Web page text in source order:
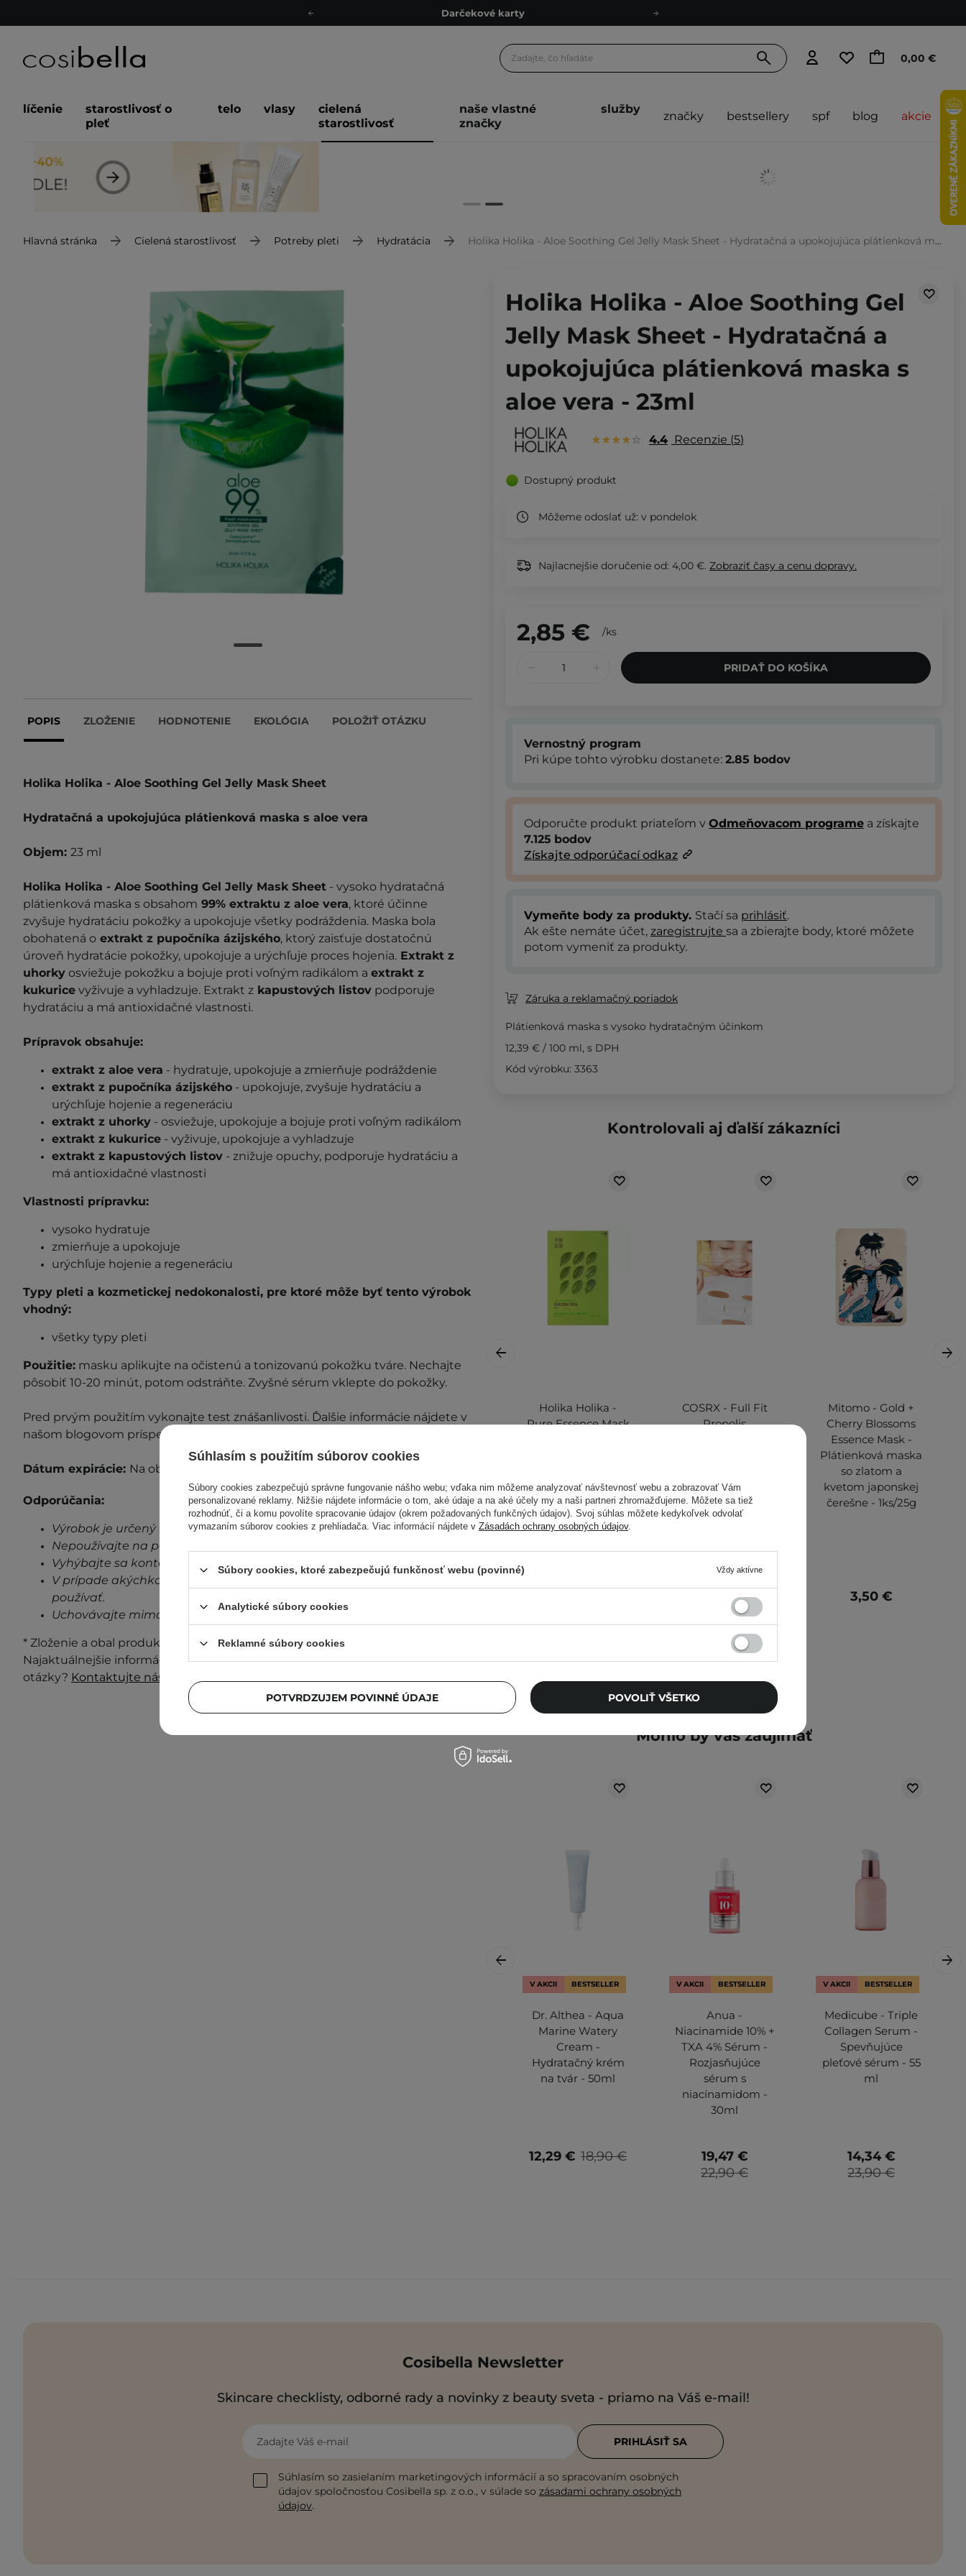
Darčekové karty
Odmeňovací program
Darčekové karty
0,00 €
líčenie
starostlivosť o
pleť
telo vlasy
cielená
starostlivosť
naše vlastné
značky
služby
značky bestsellery spf blog akcie
Hlavná stránka Cielená starostlivosť Potreby pleti Hydratácia Holika Holika - Aloe Soothing Gel Jelly Mask Sheet - Hydratačná a upokojujúca plátienková maska s aloe vera - 23ml
POPIS ZLOŽENIE HODNOTENIE EKOLÓGIA POLOŽIŤ OTÁZKU
Holika Holika - Aloe Soothing Gel Jelly Mask Sheet
Hydratačná a upokojujúca plátienková maska s aloe vera
Objem: 23 ml
Holika Holika - Aloe Soothing Gel Jelly Mask Sheet - vysoko hydratačná
plátienková maska ​​s obsahom 99% extraktu z aloe vera, ktoré účinne
zvyšuje hydratáciu pokožky a upokojuje všetky podráždenia. Maska bola
obohatená o extrakt z pupočníka ázijského, ktorý zaisťuje dostatočnú
úroveň hydratácie pokožky, upokojuje a urýchľuje proces hojenia. Extrakt z
uhorky osviežuje pokožku a bojuje proti voľným radikálom a extrakt z
kukurice vyživuje a vyhladzuje. Extrakt z kapustových listov podporuje
hydratáciu a má antioxidačné vlastnosti.
Prípravok obsahuje:
extrakt z aloe vera - hydratuje, upokojuje a zmierňuje podráždenie
extrakt z pupočníka ázijského - upokojuje, zvyšuje hydratáciu a
urýchľuje hojenie a regeneráciu
extrakt z uhorky - osviežuje, upokojuje a bojuje proti voľným radikálom
extrakt z kukurice - vyživuje, upokojuje a vyhladzuje
extrakt z kapustových listov - znižuje opuchy, podporuje hydratáciu a
má antioxidačné vlastnosti
Vlastnosti prípravku:
vysoko hydratuje
zmierňuje a upokojuje
urýchľuje hojenie a regeneráciu
Typy pleti a kozmetickej nedokonalosti, pre ktoré môže byť tento výrobok
vhodný:
všetky typy pleti
Použitie: masku aplikujte na očistenú a tonizovanú pokožku tváre. Nechajte
pôsobiť 10-20 minút, potom odstráňte. Zvyšné sérum vklepte do pokožky.
Pred prvým použitím vykonajte test znášanlivosti. Ďalšie informácie nájdete v
našom blogovom príspevku "
Dátum expirácie: Na obale.
Odporúčania:
Výrobok je určený len na vonkajšie použitie.
Nepoužívajte na poškodenú pokožku.
Vyhýbajte sa kontaktu s očami.
V prípade akýchkoľvek známok podráždenia, prestaňte prípravok
používať.
Uchovávajte mimo dosahu detí.
* Zloženie a obal produktu môžu byť aktualizované a mierne sa líšiť.
Najaktuálnejšie informácie vždy nájdete na obale produktu. Máte nejaké
otázky? Kontaktujte nás.
Holika Holika - Aloe Soothing Gel
Jelly Mask Sheet - Hydratačná a
upokojujúca plátienková maska s
aloe vera - 23ml
4.4 Recenzie 5
Dostupný produkt
Môžeme odoslať už: v pondelok
Najlacnejšie doručenie od: 4,00 €. Zobraziť časy a cenu dopravy.
2,85 € /ks
PRIDAŤ DO KOŠÍKA
Vernostný program
Pri kúpe tohto výrobku dostanete: 2.85 bodov
Odporučte produkt priateľom v Odmeňovacom programe a získajte
7.125 bodov
Získajte odporúčací odkaz
Vymeňte body za produkty. Stačí sa prihlásiť.
Ak ešte nemáte účet, zaregistrujte sa a zbierajte body, ktoré môžete
potom vymeniť za produkty.
Záruka a reklamačný poriadok
Plátienková maska s vysoko hydratačným účinkom
12,39 € / 100 ml, s DPH
Kód výrobku: 3363
Kontrolovali aj ďalší zákazníci
Holika Holika -
Pure Essence Mask
s extraktom zo
zeleného čaju -
23ml
COSRX - Full Fit
Propolis
plátenková maska
s medom a
propolisom - 21ml
4,90 €
Mitomo - Gold +
Cherry Blossoms
Essence Mask -
Plátienková maska
so zlatom a
kvetom japonskej
čerešne - 1ks/25g
3,50 €
Mohlo by vás zaujímať
V AKCII BESTSELLER
Dr. Althea - Aqua
Marine Watery
Cream -
Hydratačný krém
na tvár - 50ml
18,90 €
12,29 €
V AKCII BESTSELLER
Anua -
Niacinamide 10% +
TXA 4% Sérum -
Rozjasňujúce
sérum s
niacínamidom -
30ml
22,90 €
19,47 €
V AKCII BESTSELLER
Medicube - Triple
Collagen Serum -
Spevňujúce
pleťové sérum - 55
ml
23,90 €
14,34 €
Cosibella Newsletter
Skincare checklisty, odborné rady a novinky z beauty sveta - priamo na Váš e-mail!
Zadajte Váš e-mail
Súhlasím so zasielaním marketingových informácií a so spracovaním osobných
údajov spoločnosťou Cosibella sp. z o.o., v súlade so zásadami ochrany osobných
údajov.
PRIHLÁSIŤ SA
Súhlasím s použitím súborov cookies
Súbory cookies zabezpečujú správne fungovanie nášho webu; vďaka nim môžeme analyzovať návštevnosť webu a zobrazovať Vám
personalizované reklamy. Nižšie nájdete informácie o tom, aké údaje a na aké účely my a naši partneri zhromažďujeme. Môžete sa tiež
rozhodnúť, či a komu povolíte spracovanie údajov (okrem požadovaných funkčných údajov). Svoj súhlas môžete kedykoľvek odvolať
vymazaním súborov cookies z prehliadača. Viac informácií nájdete v Zásadách ochrany osobných údajov.
Súbory cookies, ktoré zabezpečujú funkčnosť webu (povinné) Vždy aktívne
Analytické súbory cookies
Reklamné súbory cookies
POTVRDZUJEM POVINNÉ ÚDAJE POVOLIŤ VŠETKO